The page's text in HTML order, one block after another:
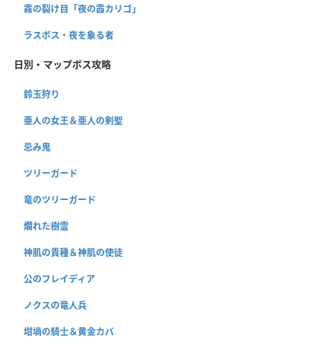
霧の裂け目「夜の霞カリゴ」
ラスボス・夜を象る者
日別・マップボス攻略
鈴玉狩り
亜人の女王＆亜人の剣聖
忌み鬼
ツリーガード
竜のツリーガード
爛れた樹霊
神肌の貴種＆神肌の使徒
公のフレイディア
ノクスの竜人兵
坩堝の騎士＆黄金カバ